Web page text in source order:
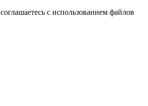
с использованием файлов